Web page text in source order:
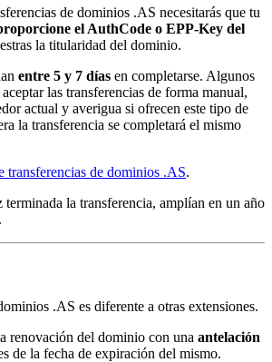
de dominios .AS necesitarás que tu
el AuthCode o EPP-Key del
la titularidad del dominio.
entre 5 y 7 días en completarse. Algunos
las transferencias de forma manual,
actual y averigua si ofrecen este tipo de
la transferencia se completará el mismo
transferencias de dominios .AS.
la transferencia, amplían en un año
.AS es diferente a otras extensiones.
renovación del dominio con una antelación
de la fecha de expiración del mismo.